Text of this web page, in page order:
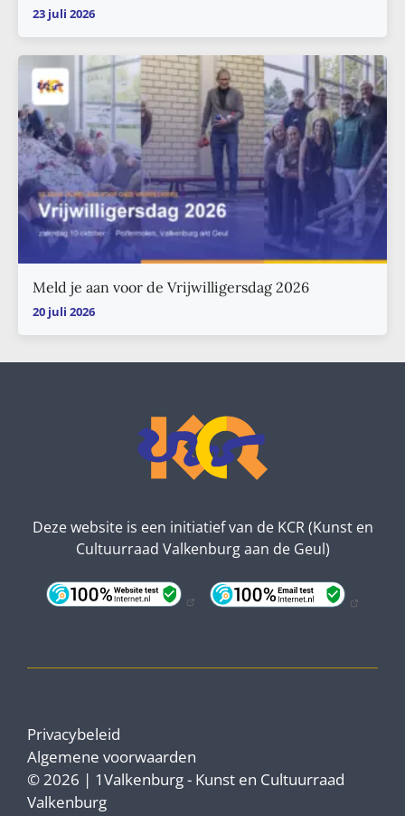
23 juli 2026
Meld je aan voor de Vrijwilligersdag 2026
20 juli 2026
Deze website is een initiatief van de KCR (Kunst en
Cultuurraad Valkenburg aan de Geul)
© 2026 | 1Valkenburg - Kunst en Cultuurraad
Valkenburg
Privacybeleid
Algemene voorwaarden